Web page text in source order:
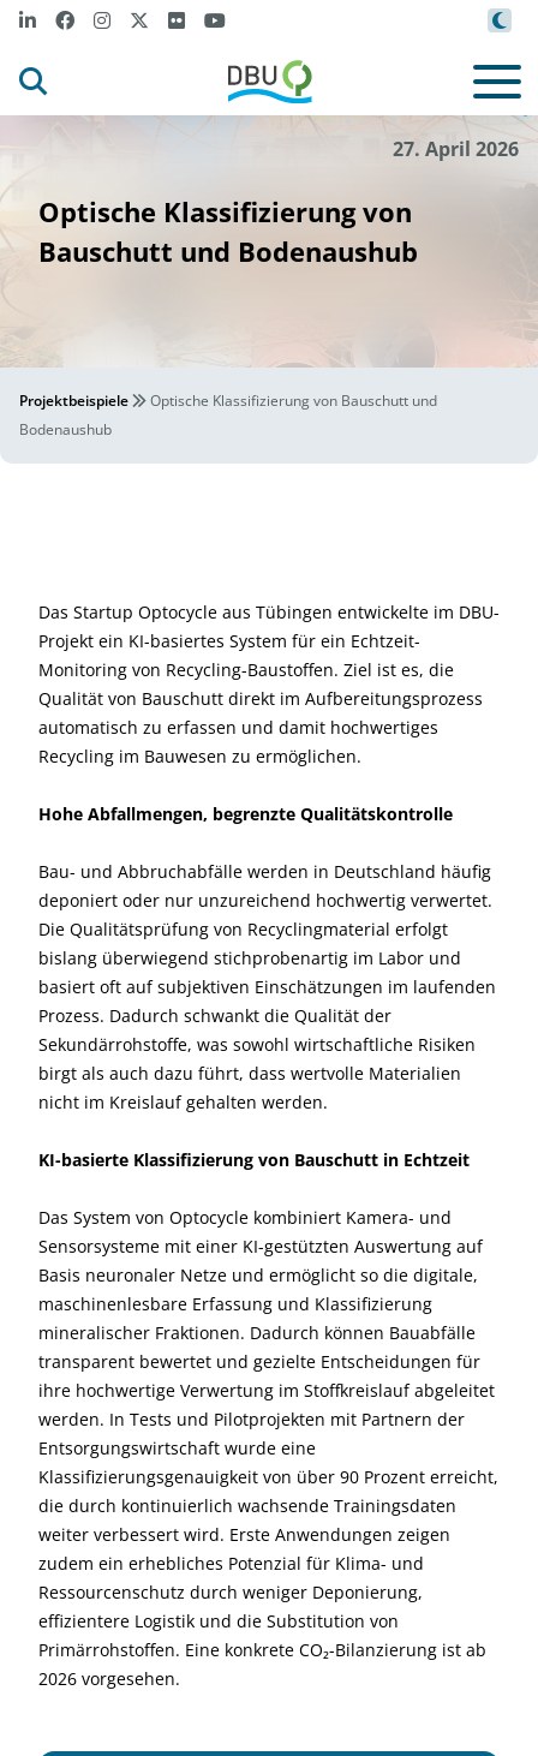
Al
eksey Zhi
l in von Gett
y I m
27. April 2026
Optische Klassifizierung von
Bauschutt und Bodenaushub
Projektbeispiele
Optische Klassifizierung von Bauschutt und
Bodenaushub
Das Startup Optocycle aus Tübingen entwickelte im DBU-
Projekt ein KI-basiertes System für ein Echtzeit-
Monitoring von Recycling-Baustoffen. Ziel ist es, die
Qualität von Bauschutt direkt im Aufbereitungsprozess
automatisch zu erfassen und damit hochwertiges
Recycling im Bauwesen zu ermöglichen.
Hohe Abfallmengen, begrenzte Qualitätskontrolle
Bau- und Abbruchabfälle werden in Deutschland häufig
deponiert oder nur unzureichend hochwertig verwertet.
Die Qualitätsprüfung von Recyclingmaterial erfolgt
bislang überwiegend stichprobenartig im Labor und
basiert oft auf subjektiven Einschätzungen im laufenden
Prozess. Dadurch schwankt die Qualität der
Sekundärrohstoffe, was sowohl wirtschaftliche Risiken
birgt als auch dazu führt, dass wertvolle Materialien
nicht im Kreislauf gehalten werden.
KI-basierte Klassifizierung von Bauschutt in Echtzeit
Das System von Optocycle kombiniert Kamera- und
Sensorsysteme mit einer KI-gestützten Auswertung auf
Basis neuronaler Netze und ermöglicht so die digitale,
maschinenlesbare Erfassung und Klassifizierung
mineralischer Fraktionen. Dadurch können Bauabfälle
transparent bewertet und gezielte Entscheidungen für
ihre hochwertige Verwertung im Stoffkreislauf abgeleitet
werden. In Tests und Pilotprojekten mit Partnern der
Entsorgungswirtschaft wurde eine
Klassifizierungsgenauigkeit von über 90 Prozent erreicht,
die durch kontinuierlich wachsende Trainingsdaten
weiter verbessert wird. Erste Anwendungen zeigen
zudem ein erhebliches Potenzial für Klima- und
Ressourcenschutz durch weniger Deponierung,
effizientere Logistik und die Substitution von
Primärrohstoffen. Eine konkrete CO₂-Bilanzierung ist ab
2026 vorgesehen.